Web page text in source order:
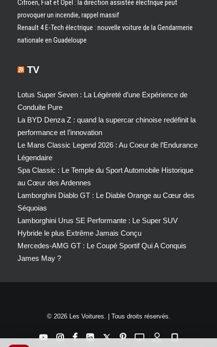
Citroën, Fiat et Opel : la direction assistée électrique peut
provoquer un incendie, rappel massif
Renault 4 E-Tech électrique : nouvelle voiture de la Gendarmerie
nationale en Guadeloupe
TV
Lotus Super Seven : La Légèreté d’une Expérience de
Conduite Pure
La BYD Denza Z : quand la supercar chinoise redéfinit la
performance et l’innovation
Le Mans Classic Legend 2026 : Au Coeur de l’Endurance
Légendaire
Spa Classic : Le Temple du Sport Automobile Historique
au Cœur des Ardennes
Lamborghini Diablo GT : Le Diable Orange au Cœur des
Séquoias
Lamborghini Urus SE Performante : Le Super SUV
Hybride le plus Extrême Jamais Conçu
Mercedes-AMG GT : Le Coupé Sportif Qui A Conquis
James May ?
© 2026 Les Voitures. | Tous droits réservés.